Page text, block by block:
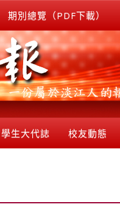
期別總覽（PDF下載）
學生大代誌 校友動態